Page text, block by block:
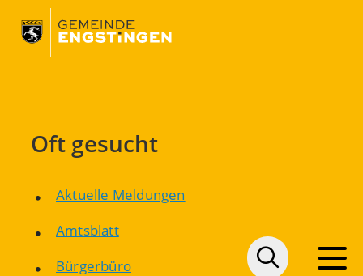
Oft gesucht
Aktuelle Meldungen
Amtsblatt
Bürgerbüro